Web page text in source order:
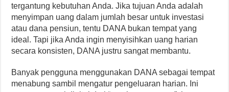
tergantung kebutuhan Anda. Jika tujuan Anda adalah
menyimpan uang dalam jumlah besar untuk investasi
atau dana pensiun, tentu DANA bukan tempat yang
ideal. Tapi jika Anda ingin menyisihkan uang harian
secara konsisten, DANA justru sangat membantu.
Banyak pengguna menggunakan DANA sebagai tempat
menabung sambil mengatur pengeluaran harian. Ini